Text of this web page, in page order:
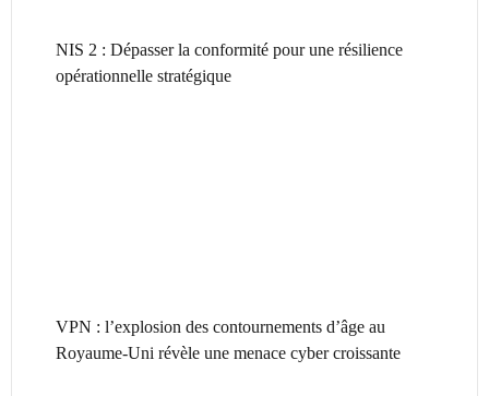
NIS 2 : Dépasser la conformité pour une résilience
opérationnelle stratégique
VPN : l’explosion des contournements d’âge au
Royaume-Uni révèle une menace cyber croissante